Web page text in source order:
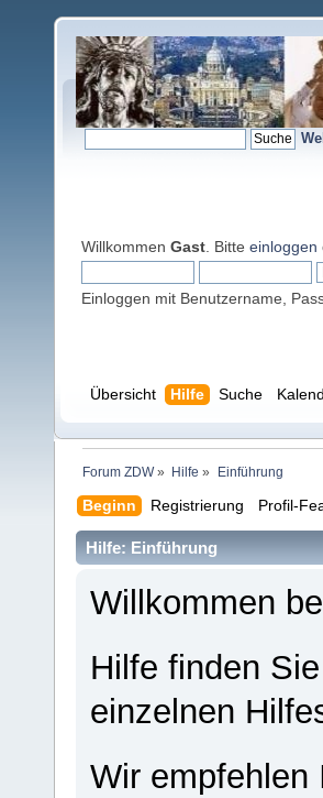
Willkommen Gast . Bitte einloggen
Einloggen mit Benutzername,
Übersicht Hilfe Suche
Forum ZDW» Hilfe » Einführung
Beginn Registrierung Profil-
Hilfe: Einführung
Willkommen
Hilfe finden
einzelnen
Wir empfehlen